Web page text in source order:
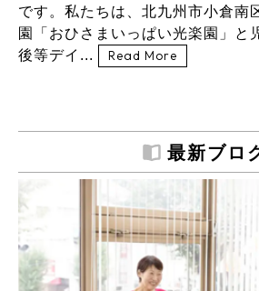
です。私たちは、北九州市小倉南
園「おひさまいっぱい光楽園」と
後等デイ...
Read More
最新ブロ